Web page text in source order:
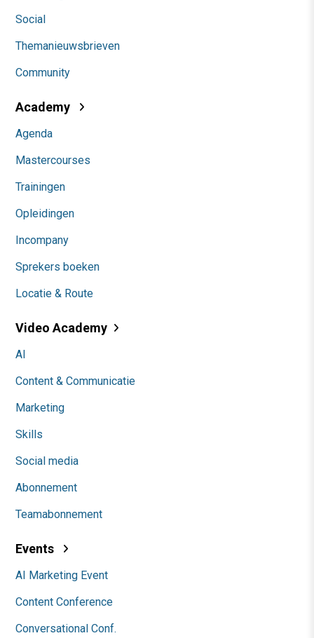
Social
Themanieuwsbrieven
Community
Academy
Agenda
Mastercourses
Trainingen
Opleidingen
Incompany
Sprekers boeken
Locatie & Route
Video Academy
AI
Content & Communicatie
Marketing
Skills
Social media
Abonnement
Teamabonnement
Events
AI Marketing Event
Content Conference
Conversational Conf.